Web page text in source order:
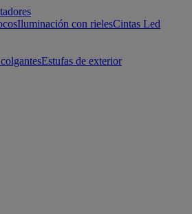
Iluminación con rielesCintas Led
Estufas de exterior